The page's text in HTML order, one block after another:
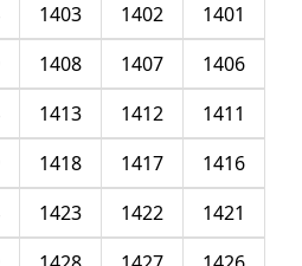
1401
1402
1403
1406
1407
1408
1411
1412
1413
1416
1417
1418
1421
1422
1423